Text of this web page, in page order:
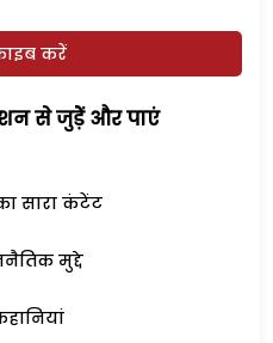
करें
से जुड़ेें और पाएं
सारा कंटेंट
मुद्दे